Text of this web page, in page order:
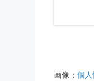
画像： 個